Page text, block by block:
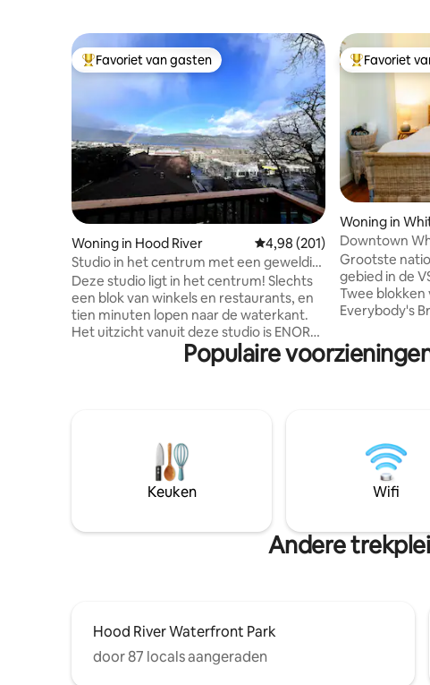
Topfavoriet van gasten
Favoriet van gasten
Woning in Hood River Gemiddelde beoordeling
4,98 (201)
Studio in het centrum met een geweldig
uitzicht op de grote rivier
Deze studio ligt in het centrum! Slechts
een blok van winkels en restaurants, en
tien minuten lopen naar de waterkant.
Het uitzicht vanuit deze studio is ENORM.
Kijkend over de daken van het centrum
recht richting de spit, strekt het 180
evenementen en activiteiten in de
zomer en winter. Deze studio is solide
WIFI en privacy en is een perfect uitje of
werkretraite. Vergunning voor
Topfavoriet
Favoriet
Woning in
Downtown
Kitchen
Grootste
gebied in de
Twee
Everybody's
Wine Tasting
en vrolijk zijn! De gezellige studio met 2
onze favoriete
binnen blijft
gedekt. Eindeloze paden, watervallen,
Populaire
Keuken Wifi
Andere
Hood River Waterfront Park
door 87 locals aangeraden